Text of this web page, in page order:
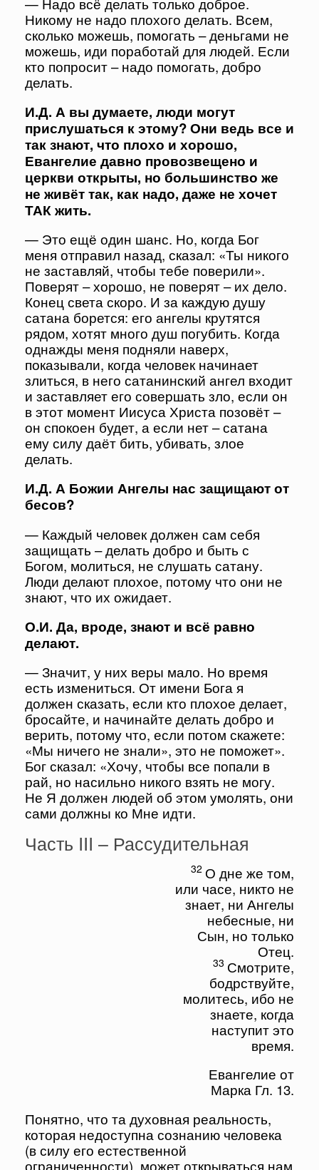
Никому не надо плохого делать. Всем,
сколько можешь, помогать – деньгами не
можешь, иди поработай для людей. Если
кто попросит – надо помогать, добро
делать.
И.Д. А вы думаете, люди могут
прислушаться к этому? Они ведь все и
так знают, что плохо и хорошо,
Евангелие давно провозвещено и
церкви открыты, но большинство же
не живёт так, как надо, даже не хочет
ТАК жить.
— Это ещё один шанс. Но, когда Бог
меня отправил назад, сказал: «Ты никого
не заставляй, чтобы тебе поверили».
Поверят – хорошо, не поверят – их дело.
Конец света скоро. И за каждую душу
сатана борется: его ангелы крутятся
рядом, хотят много душ погубить. Когда
однажды меня подняли наверх,
показывали, когда человек начинает
злиться, в него сатанинский ангел входит
и заставляет его совершать зло, если он
в этот момент Иисуса Христа позовёт –
он спокоен будет, а если нет – сатана
ему силу даёт бить, убивать, злое
делать.
И.Д. А Божии Ангелы нас защищают от
бесов?
— Каждый человек должен сам себя
защищать – делать добро и быть с
Богом, молиться, не слушать сатану.
Люди делают плохое, потому что они не
знают, что их ожидает.
О.И. Да, вроде, знают и всё равно
делают.
— Значит, у них веры мало. Но время
есть измениться. От имени Бога я
должен сказать, если кто плохое делает,
бросайте, и начинайте делать добро и
верить, потому что, если потом скажете:
«Мы ничего не знали», это не поможет».
Бог сказал: «Хочу, чтобы все попали в
рай, но насильно никого взять не могу.
Не Я должен людей об этом умолять, они
сами должны ко Мне идти.
Часть III – Рассудительная
32 О дне же том,
или часе, никто не
знает, ни Ангелы
небесные, ни
Сын, но только
Отец.
33 Смотрите,
бодрствуйте,
молитесь, ибо не
знаете, когда
наступит это
время.
Евангелие от
Марка Гл. 13.
Понятно, что та духовная реальность,
которая недоступна сознанию человека
(в силу его естественной
ограниченности), может открываться нам